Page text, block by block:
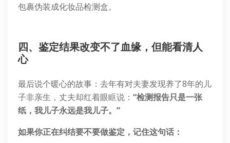
包裹伪装成化妆品检测盒。
四、鉴定结果改变不了血缘，但能看清人
心
最后说个暖心的故事：去年有对夫妻发现养了8年的儿
子非亲生，丈夫却红着眼眶说： “检测报告只是一张
纸，我儿子永远是我儿子。”
如果你正在纠结要不要做鉴定，记住这句话：